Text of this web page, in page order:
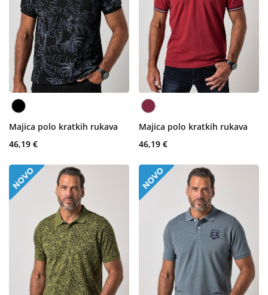
Majica polo kratkih rukava
46,19 €
Majica polo kratkih rukava
46,19 €